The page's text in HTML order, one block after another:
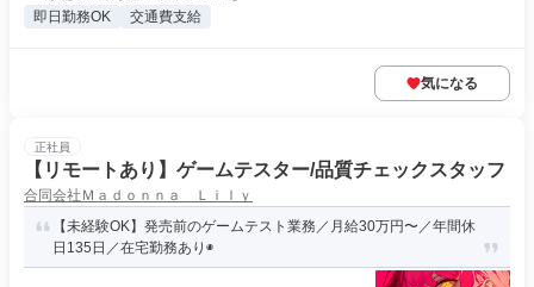
即日勤務OK 交通費支給
気になる
正社員
【リモートあり】ゲームテスター/品質チェックスタッフ
合同会社Ｍａｄｏｎｎａ Ｌｉｌｙ
【未経験OK】発売前のゲームテスト業務／月給30万円〜／年間休
日135日／在宅勤務あり◉